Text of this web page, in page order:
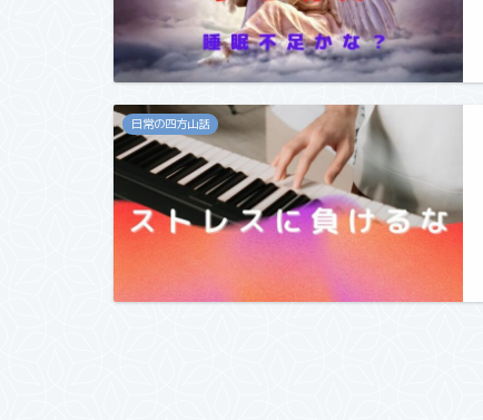
日常の四方山話